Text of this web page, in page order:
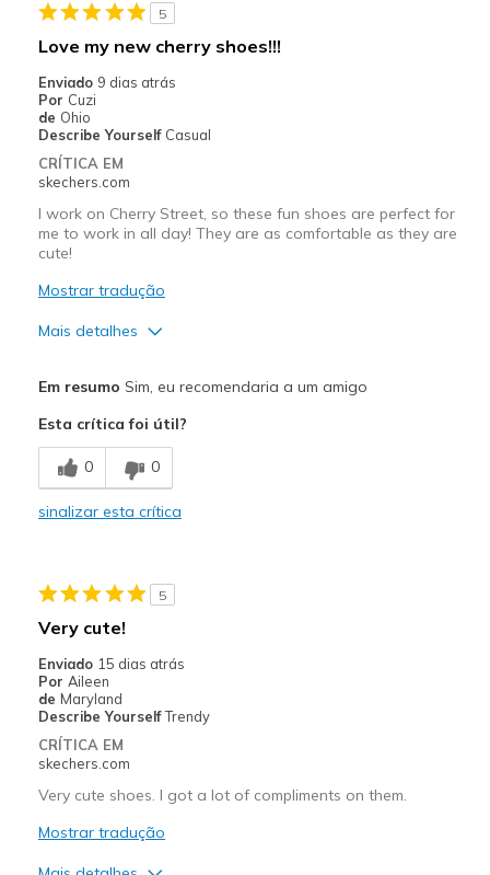
Feels true to size
View On Shoes
I'm Into Shoes
5
Love my new cherry shoes!!!
Enviado 9 dias atrás
Por Cuzi
de Ohio
Describe Yourself Casual
CRÍTICA EM
skechers.com
I work on Cherry Street, so these fun shoes are perfect for
me to work in all day! They are as comfortable as they are
cute!
Mostrar tradução
Mais detalhes
Comfortable
Stylish
Work
Width
Sizing
View On Shoes
I'm Really Into Shoes
Em resumo Sim, eu recomendaria a um amigo
Esta crítica foi útil?
0 0
sinalizar esta crítica
5
Very cute!
Enviado 15 dias atrás
Por Aileen
de Maryland
Describe YourselfTrendy
CRÍTICA EM
skechers.com
Very cute shoes. I got a lot of compliments on them.
Mostrar tradução